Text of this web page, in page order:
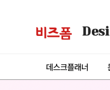
데스크플래너